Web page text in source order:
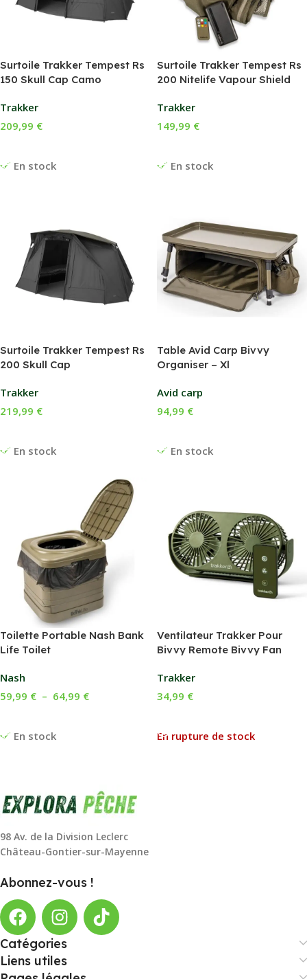
Surtoile Trakker Tempest Rs
150 Skull Cap Camo
Trakker
En stock
209,99 €
Surtoile Trakker Tempest Rs
200 Nitelife Vapour Shield
Trakker
En stock
149,99 €
Surtoile Trakker Tempest Rs
200 Skull Cap
Trakker
En stock
219,99 €
Table Avid Carp Bivvy
Organiser – Xl
Avid carp
En stock
94,99 €
Toilette Portable Nash Bank
Life Toilet
Nash
En stock
59,99 € – 64,99 €
Ventilateur Trakker Pour
Bivvy Remote Bivvy Fan
Trakker
En rupture de stock
34,99 €
98 Av. de la Division Leclerc
Château-Gontier-sur-Mayenne
Abonnez-vous !
Catégories
Liens utiles